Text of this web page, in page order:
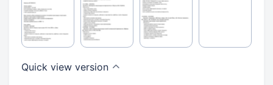
Quick view version